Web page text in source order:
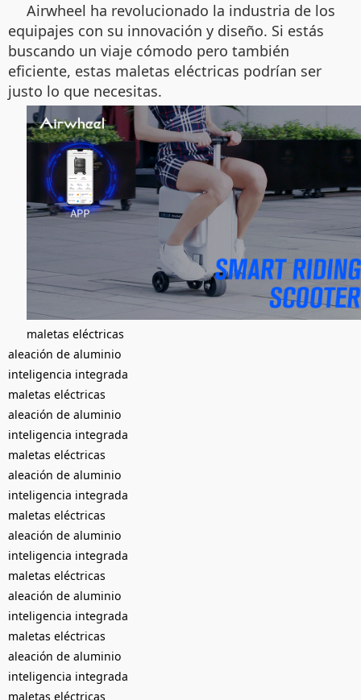
Airwheel ha revolucionado la industria de los
equipajes con su innovación y diseño. Si estás
buscando un viaje cómodo pero también
eficiente, estas maletas eléctricas podrían ser
justo lo que necesitas.
maletas eléctricas
aleación de aluminio
inteligencia integrada
maletas eléctricas
aleación de aluminio
inteligencia integrada
maletas eléctricas
aleación de aluminio
inteligencia integrada
maletas eléctricas
aleación de aluminio
inteligencia integrada
maletas eléctricas
aleación de aluminio
inteligencia integrada
maletas eléctricas
aleación de aluminio
inteligencia integrada
maletas eléctricas